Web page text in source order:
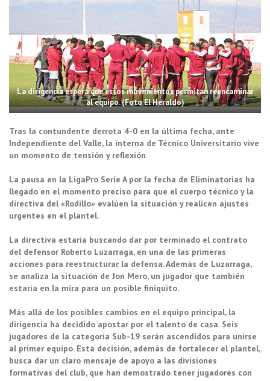
La dirigencia espera que estos movimientos permitan reencaminar
al equipo. (Foto El Heraldo)
Tras la contundente derrota 4-0 en la última fecha, ante
Independiente del Valle, la interna de Técnico Universitario vive
un momento de tensión y reflexión.
La pausa en la LigaPro Serie A por la fecha de Eliminatorias ha
llegado en el momento preciso para que el cuerpo técnico y la
directiva del «Rodillo» evalúen la situación y realicen ajustes
urgentes en el plantel.
La directiva estaría buscando dar por terminado el contrato
del defensor Roberto Luzarraga, en una de las primeras
acciones para reestructurar la defensa. Además de Luzarraga,
se analiza la situación de Jon Mero, un jugador que también
estaría en la mira para un posible finiquito.
Más allá de los posibles cambios en el equipo principal, la
dirigencia ha decidido apostar por el talento de casa. Seis
jugadores de la categoría Sub-19 serán ascendidos para unirse
al primer equipo. Esta decisión, además de fortalecer el plantel,
busca dar un claro mensaje de apoyo a las divisiones
formativas del club, que han demostrado tener jugadores con